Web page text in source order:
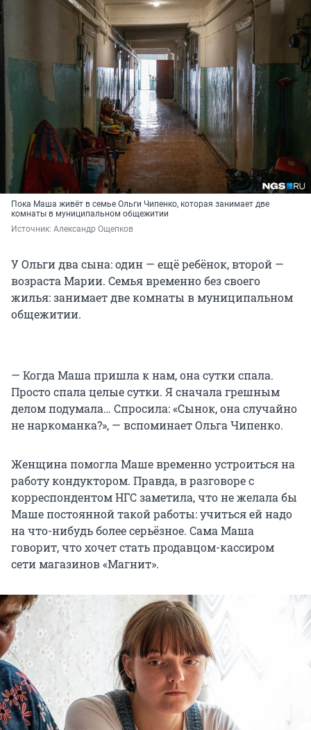
Пока Маша живёт в семье Ольги Чипенко, которая занимает две
комнаты в муниципальном общежитии
Источник: Александр Ощепков
У Ольги два сына: один — ещё ребёнок, второй —
возраста Марии. Семья временно без своего
жилья: занимает две комнаты в муниципальном
общежитии.
— Когда Маша пришла к нам, она сутки спала.
Просто спала целые сутки. Я сначала грешным
делом подумала… Спросила: «Сынок, она случайно
не наркоманка?», — вспоминает Ольга Чипенко.
Женщина помогла Маше временно устроиться на
работу кондуктором. Правда, в разговоре с
корреспондентом НГС заметила, что не желала бы
Маше постоянной такой работы: учиться ей надо
на что-нибудь более серьёзное. Сама Маша
говорит, что хочет стать продавцом-кассиром
сети магазинов «Магнит».